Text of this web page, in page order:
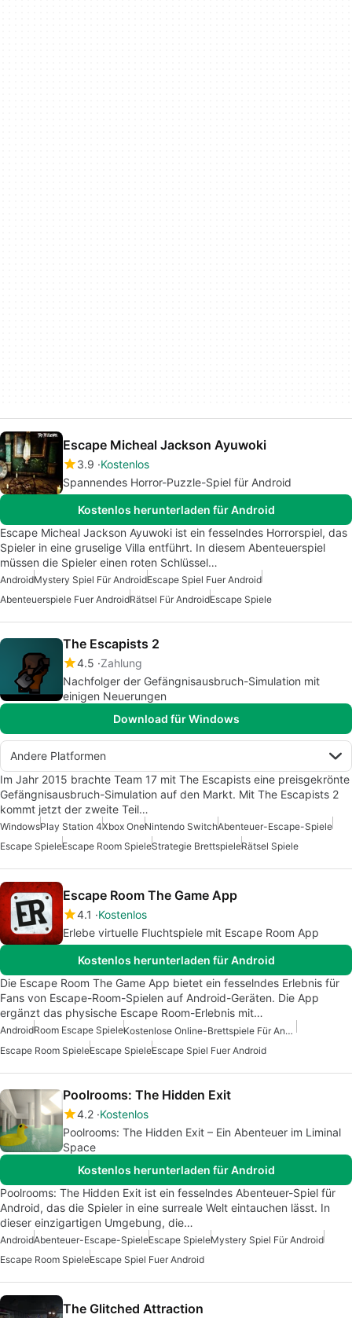
Escape Micheal Jackson Ayuwoki
3.9 Kostenlos
Spannendes Horror-Puzzle-Spiel für Android
Kostenlos herunterladen für Android
Escape Micheal Jackson Ayuwoki ist ein fesselndes Horrorspiel, das
Spieler in eine gruselige Villa entführt. In diesem Abenteuerspiel
müssen die Spieler einen roten Schlüssel…
AndroidMystery Spiel Für AndroidEscape Spiel Fuer Android
Abenteuerspiele Fuer AndroidRätsel Für AndroidEscape Spiele
The Escapists 2
4.5 Zahlung
Nachfolger der Gefängnisausbruch-Simulation mit
einigen Neuerungen
Download für Windows
Andere Platformen
Im Jahr 2015 brachte Team 17 mit The Escapists eine preisgekrönte
Gefängnisausbruch-Simulation auf den Markt. Mit The Escapists 2
kommt jetzt der zweite Teil…
WindowsPlay Station 4Xbox OneNintendo SwitchAbenteuer-Escape-Spiele
Escape SpieleEscape Room SpieleStrategie BrettspieleRätsel Spiele
Escape Room The Game App
4.1
Kostenlos
Erlebe virtuelle Fluchtspiele mit Escape Room App
Kostenlos herunterladen für Android
Die Escape Room The Game App bietet ein fesselndes Erlebnis für
Fans von Escape-Room-Spielen auf Android-Geräten. Die App
ergänzt das physische Escape Room-Erlebnis mit…
AndroidRoom Escape Spiele
Kostenlose Online-Brettspiele Für Android
Escape Room SpieleEscape SpieleEscape Spiel Fuer Android
Poolrooms: The Hidden Exit
4.2 Kostenlos
Poolrooms: The Hidden Exit – Ein Abenteuer im Liminal
Space
Kostenlos herunterladen für Android
Poolrooms: The Hidden Exit ist ein fesselndes Abenteuer-Spiel für
Android, das die Spieler in eine surreale Welt eintauchen lässt. In
dieser einzigartigen Umgebung, die…
AndroidAbenteuer-Escape-SpieleEscape SpieleMystery Spiel Für Android
Escape Room SpieleEscape Spiel Fuer Android
The Glitched Attraction